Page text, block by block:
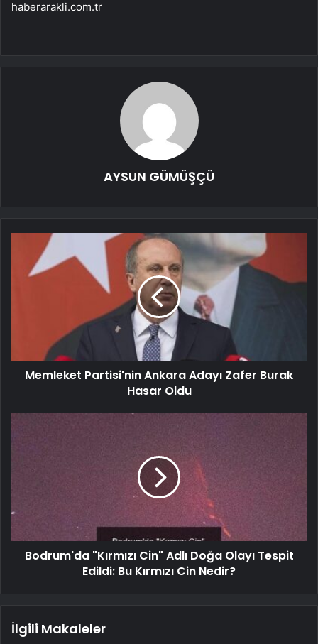
haberarakli.com.tr
AYSUN GÜMÜŞÇÜ
Memleket Partisi'nin Ankara Adayı Zafer Burak
Hasar Oldu
Bodrum'da "Kırmızı Cin" Adlı Doğa Olayı Tespit
Edildi: Bu Kırmızı Cin Nedir?
İlgili Makaleler